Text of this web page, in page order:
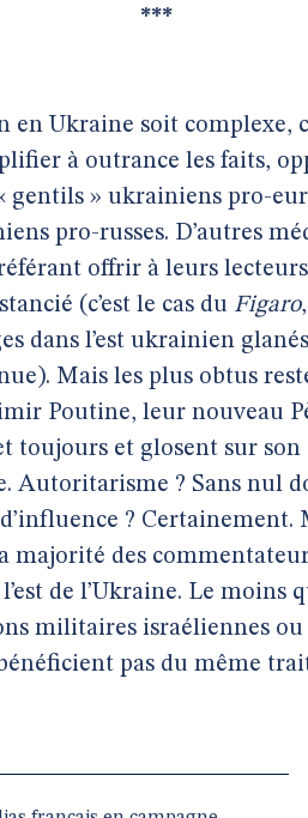
***
en Ukraine soit complexe,
à outrance les faits,
gentils » ukrainiens pro-
pro-russes. D’autres
offrir à leurs
(c’est le cas du Figaro
dans l’est ukrainien
Mais les plus obtus
Poutine, leur nouveau
toujours et glosent sur
Autoritarisme ? Sans nul
?
majorité des
de l’Ukraine. Le moins
militaires israéliennes
pas du même